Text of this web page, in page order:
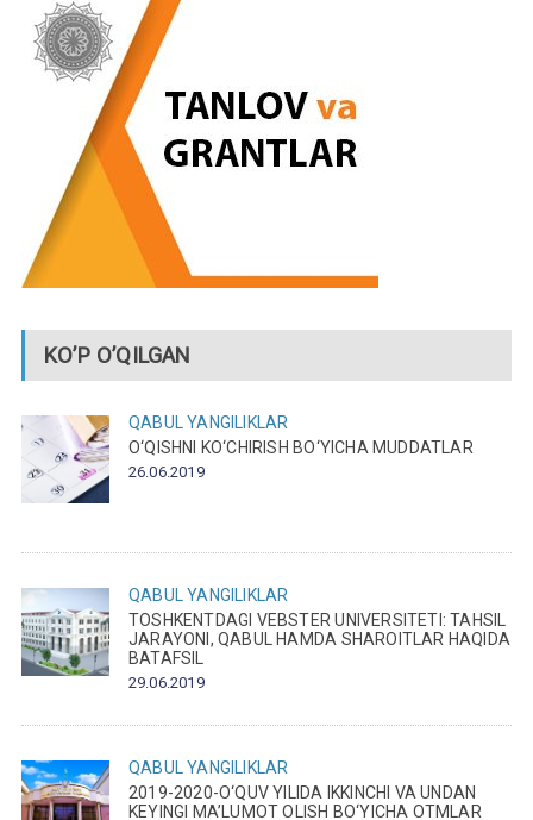
KO’P O’QILGAN
QABUL
YANGILIKLAR
O‘QISHNI KO‘CHIRISH BO‘YICHA MUDDATLAR
26.06.2019
QABUL
YANGILIKLAR
TOSHKENTDAGI VEBSTER UNIVERSITETI: TAHSIL
JARAYONI, QABUL HAMDA SHAROITLAR HAQIDA
BATAFSIL
29.06.2019
QABUL
YANGILIKLAR
2019-2020-O‘QUV YILIDA IKKINCHI VA UNDAN
KEYINGI MA’LUMOT OLISH BO‘YICHA OTMLAR